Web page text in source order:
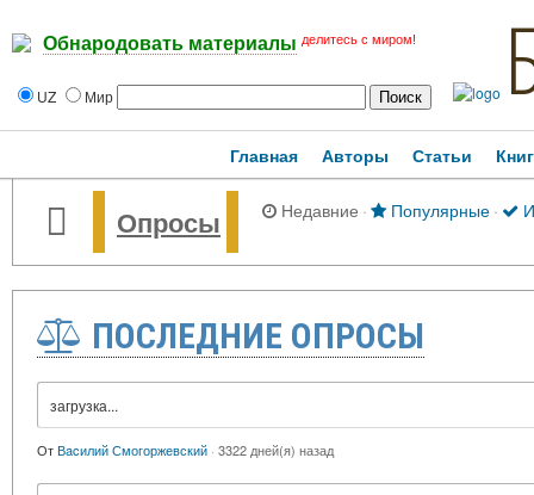
Обнародовать материалы делитесь с миром!
UZ Мир
Главная Авторы Статьи
Опросы Недавние · Популярные·
ПОСЛЕДНИЕ ОПРОСЫ
загрузка...
ОтВacилий Смогоржевский · 3322 дней(я) назад